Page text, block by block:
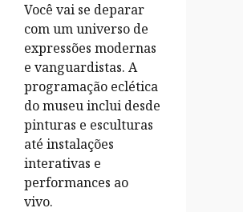
Você vai se deparar
com um universo de
expressões modernas
e vanguardistas. A
programação eclética
do museu inclui desde
pinturas e esculturas
até instalações
interativas e
performances ao
vivo.